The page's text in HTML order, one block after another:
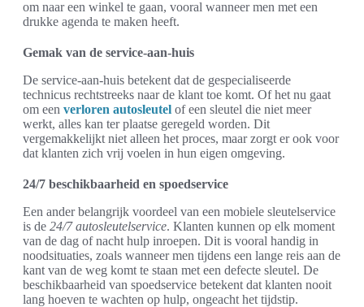
om naar een winkel te gaan, vooral wanneer men met een
drukke agenda te maken heeft.
Gemak van de service-aan-huis
De service-aan-huis betekent dat de gespecialiseerde
technicus rechtstreeks naar de klant toe komt. Of het nu gaat
om een verloren autosleutel of een sleutel die niet meer
werkt, alles kan ter plaatse geregeld worden. Dit
vergemakkelijkt niet alleen het proces, maar zorgt er ook voor
dat klanten zich vrij voelen in hun eigen omgeving.
24/7 beschikbaarheid en spoedservice
Een ander belangrijk voordeel van een mobiele sleutelservice
is de 24/7 autosleutelservice. Klanten kunnen op elk moment
van de dag of nacht hulp inroepen. Dit is vooral handig in
noodsituaties, zoals wanneer men tijdens een lange reis aan de
kant van de weg komt te staan met een defecte sleutel. De
beschikbaarheid van spoedservice betekent dat klanten nooit
lang hoeven te wachten op hulp, ongeacht het tijdstip.